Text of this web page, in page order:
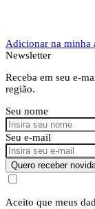
Adicionar na minha
Newsletter
Receba em seu e-
região.
Seu nome
Seu e-mail
Quero receber
Aceito que meus